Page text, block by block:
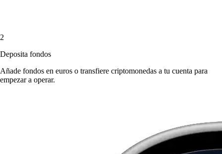
2
Deposita fondos
Añade fondos en euros o transfiere criptomonedas a tu cuenta para
empezar a operar.